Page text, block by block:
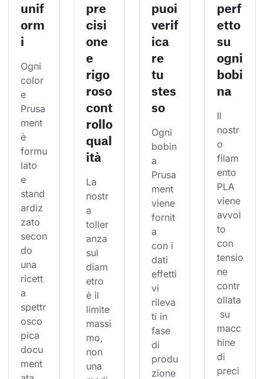
unif
orm
i
Ogni
color
e
Prusa
ment
è
formu
lato
e
stand
ardiz
zato
secon
do
una
ricett
a
spettr
osco
pica
docu
ment
pre
cisi
one
e
rigo
roso
cont
rollo
qual
ità
La
nostr
a
toller
anza
sul
diam
etro
è il
limite
massi
mo,
non
una
puoi
verif
ica
re
tu
stes
so
Ogni
bobin
a
Prusa
ment
viene
fornit
a
con i
dati
effetti
vi
rileva
ti in
fase
di
produ
zione
perf
etto
su
ogni
bobi
na
Il
nostr
o
filam
ento
PLA
viene
avvol
to
con
tensio
ne
contr
ollata
su
macc
hine
di
preci